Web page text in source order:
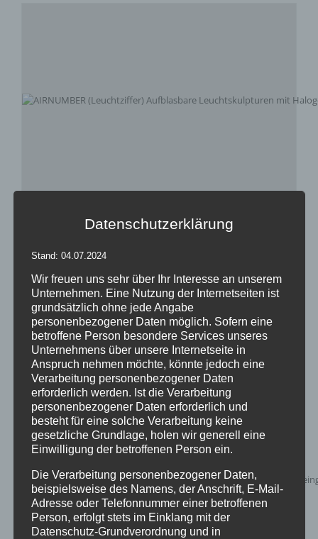
Inflatables AIRNUMBER
mit5.00von
Details
zur Wunschliste
Datenschutzerklärung
Stand: 04.07.2024
Wir freuen uns sehr über Ihr Interesse an unserem
Unternehmen. Eine Nutzung der Internetseiten ist
grundsätzlich ohne jede Angabe
personenbezogener Daten möglich. Sofern eine
betroffene Person besondere Services unseres
Unternehmens über unsere Internetseite in
Anspruch nehmen möchte, könnte jedoch eine
Verarbeitung personenbezogener Daten
erforderlich werden. Ist die Verarbeitung
personenbezogener Daten erforderlich und
besteht für eine solche Verarbeitung keine
gesetzliche Grundlage, holen wir generell eine
Einwilligung der betroffenen Person ein.
Die Verarbeitung personenbezogener Daten,
beispielsweise des Namens, der Anschrift, E-Mail-
Adresse oder Telefonnummer einer betroffenen
Person, erfolgt stets im Einklang mit der
Datenschutz-Grundverordnung und in